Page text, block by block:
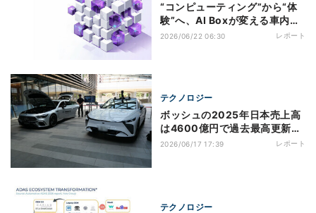
“コンピューティング”から“体
験”へ、AI Boxが変える車内体
験
2026/06/22 06:30 レポート
テクノロジー
ボッシュの2025年日本売上高
は4600億円で過去最高更新、
HVAC統合とSDV/ADAS開発が
2026/06/17 17:39 レポート
テクノロジー